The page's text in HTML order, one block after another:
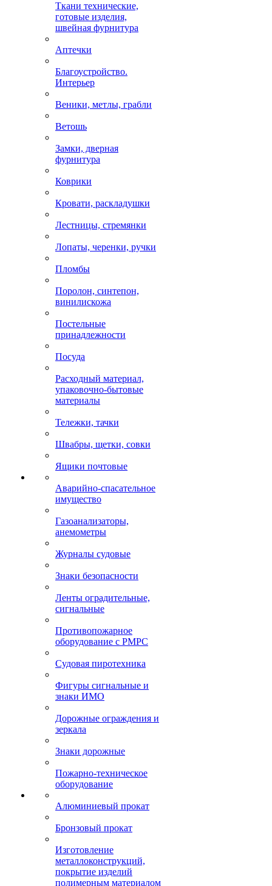
Ткани технические,
готовые изделия,
швейная фурнитура
Аптечки
Благоустройство.
Интерьер
Веники, метлы, грабли
Ветошь
Замки, дверная
фурнитура
Коврики
Кровати, раскладушки
Лестницы, стремянки
Лопаты, черенки, ручки
Пломбы
Поролон, синтепон,
винилискожа
Постельные
принадлежности
Посуда
Расходный материал,
упаковочно-бытовые
материалы
Тележки, тачки
Швабры, щетки, совки
Ящики почтовые
Аварийно-спасательное
имущество
Газоанализаторы,
анемометры
Журналы судовые
Знаки безопасности
Ленты оградительные,
сигнальные
Противопожарное
оборудование с РМРС
Судовая пиротехника
Фигуры сигнальные и
знаки ИМО
Дорожные ограждения и
зеркала
Знаки дорожные
Пожарно-техническое
оборудование
Алюминиевый прокат
Бронзовый прокат
Изготовление
металлоконструкций,
покрытие изделий
полимерным материалом